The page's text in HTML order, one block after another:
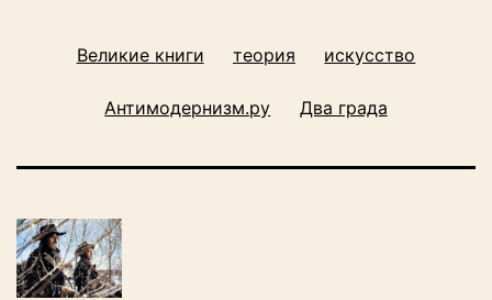
Великие книги теория искусство
Антимодернизм.ру Два града